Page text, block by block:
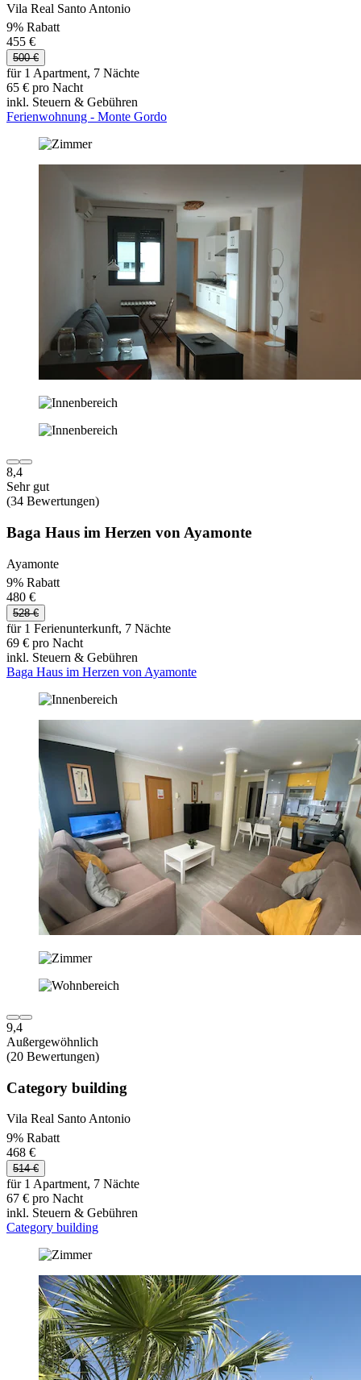
Vila Real Santo Antonio
9% Rabatt
455 €
500 €
für 1 Apartment, 7 Nächte
65 € pro Nacht
inkl. Steuern & Gebühren
Ferienwohnung - Monte Gordo
8,4
Sehr gut
(34 Bewertungen)
Baga Haus im Herzen von Ayamonte
Ayamonte
9% Rabatt
480 €
528 €
für 1 Ferienunterkunft, 7 Nächte
69 € pro Nacht
inkl. Steuern & Gebühren
Baga Haus im Herzen von Ayamonte
9,4
Außergewöhnlich
(20 Bewertungen)
Category building
Vila Real Santo Antonio
9% Rabatt
468 €
514 €
für 1 Apartment, 7 Nächte
67 € pro Nacht
inkl. Steuern & Gebühren
Category building